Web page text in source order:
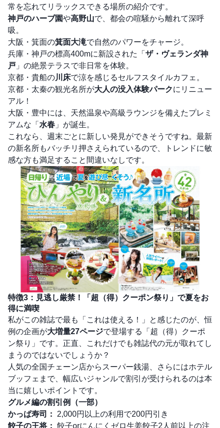
常を忘れてリラックスできる場所の紹介です。
神戸のハーブ園や高野山で、都会の喧騒から離れて深呼
吸。
大阪・箕面の箕面大滝で自然のパワーをチャージ。
兵庫・神戸の標高400mに新設された「 ザ・ヴェランダ神
戸 」の絶景テラスで非日常を体験。
京都・貴船の川床で涼を感じるセルフスタイルカフェ。
京都・太秦の観光名所が大人の没入体験パークにリニュー
アル！
大阪・豊中には、天然温泉や高級ラウンジを備えたプレミ
アムな「 水春 」が誕生。
これなら、週末ごとに新しい発見ができそうですね。最新
の新名所もバッチリ押さえられているので、トレンドに敏
感な方も満足すること間違いなしです。
特徴3：見逃し厳禁！「超（得）クーポン祭り」で夏をお
得に満喫
私がこの雑誌で最も「これは使える！」と感じたのが、恒
例の企画が大増量27ページで登場する「超（得）クーポ
ン祭り」です。正直、これだけでも雑誌代の元が取れてし
まうのではないでしょうか？
人気の全国チェーン店からスーパー銭湯、さらにはホテル
ブッフェまで、幅広いジャンルで割引が受けられるのは本
当に嬉しいポイントです。
グルメ編の割引例（一部）
かっぱ寿司：
2,000円以上の利用で200円引き
餃子の王将： 餃子orにんにくゼロ生姜餃子2人前以上の注